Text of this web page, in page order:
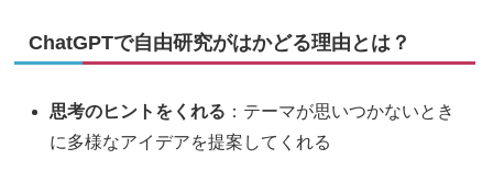
ChatGPTで自由研究がはかどる理由とは？
思考のヒントをくれる ：テーマが思いつかないとき
に多様なアイデアを提案してくれる